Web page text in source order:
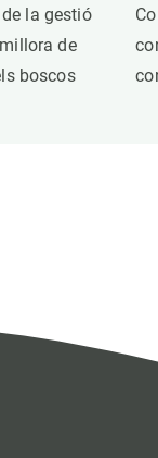
la gestió
de
boscos